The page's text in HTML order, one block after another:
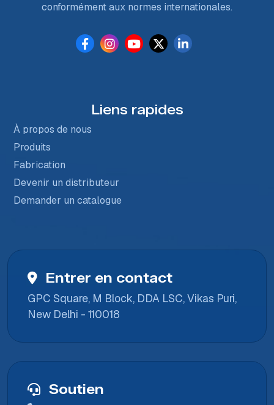
conformément aux normes internationales.
Liens rapides
À propos de nous
Produits
Fabrication
Devenir un distributeur
Demander un catalogue
Entrer en contact
GPC Square, M Block, DDA LSC, Vikas Puri,
New Delhi - 110018
Soutien